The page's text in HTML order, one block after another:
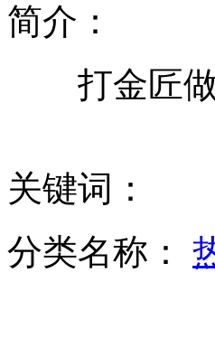
实拍:俄罗斯"驴跳伞" 虐待
北京超7成保障房建在地铁
简介：
打金匠做
关键词：
分类名称：